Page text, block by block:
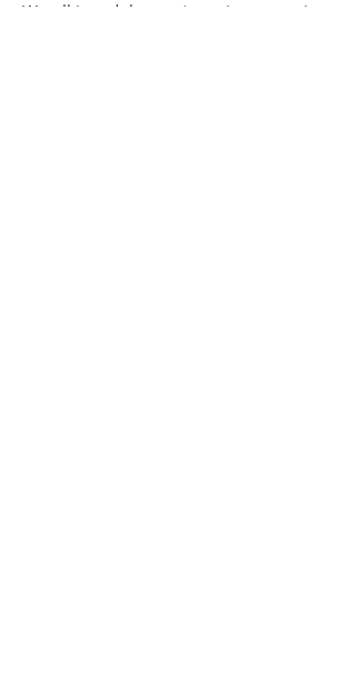
Wszelkie dokumenty niewymagające